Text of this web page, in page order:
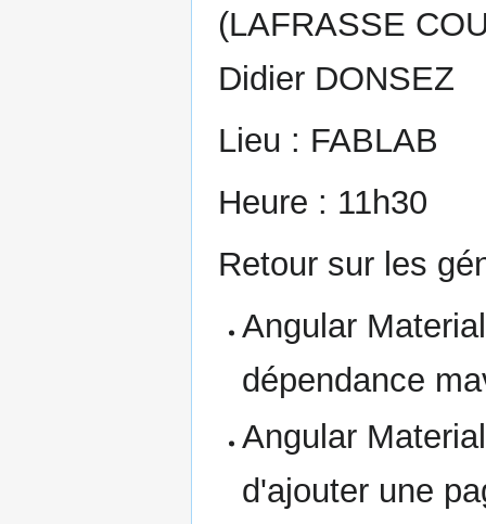
(LAFRASSE
Didier DONSEZ
Lieu : FABLAB
Heure : 11h30
Retour sur les
Angular
dépendance
Angular
d'ajouter une